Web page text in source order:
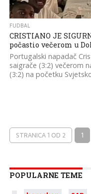
FUDBAL
CRISTIANO JE
počastio večerom u
Portugalski napadač
saigrače (3:2) večerom
(3:2) na početku
STRANICA 1 OD 2 1
POPULARNE TEME